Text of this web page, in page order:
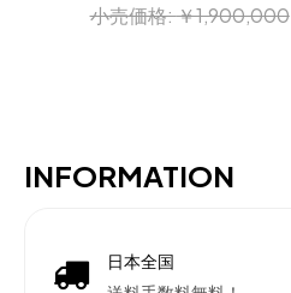
小売価格:￥1,900,000
INFORMATION
日本全国